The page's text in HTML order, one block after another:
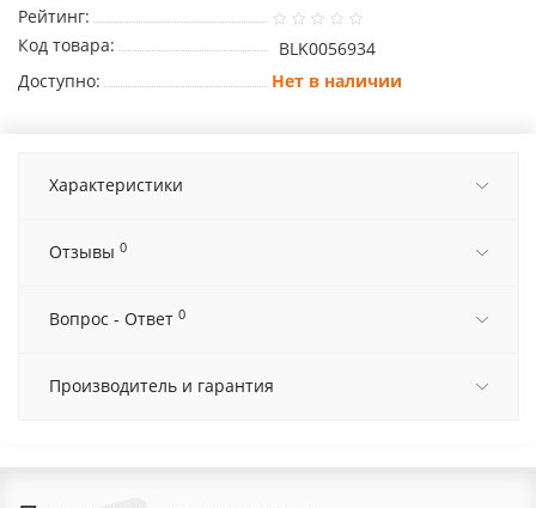
Рейтинг:
Код товара:
BLK0056934
Доступно:
Нет в наличии
Характеристики
Отзывы 0
Вопрос - Ответ 0
Производитель и гарантия